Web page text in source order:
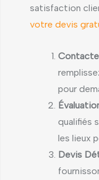
satisfaction
votre devis
pour
qualifiés
les lieux
Devis